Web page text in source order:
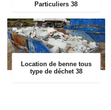
Particuliers 38
Location de benne tous
type de déchet 38